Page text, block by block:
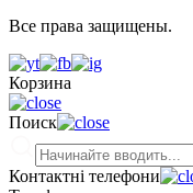
Все права защищены.
Корзина
Поиск
Контактні телефони